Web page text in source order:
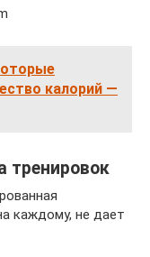
калорий —
тренировок
каждому, не дает